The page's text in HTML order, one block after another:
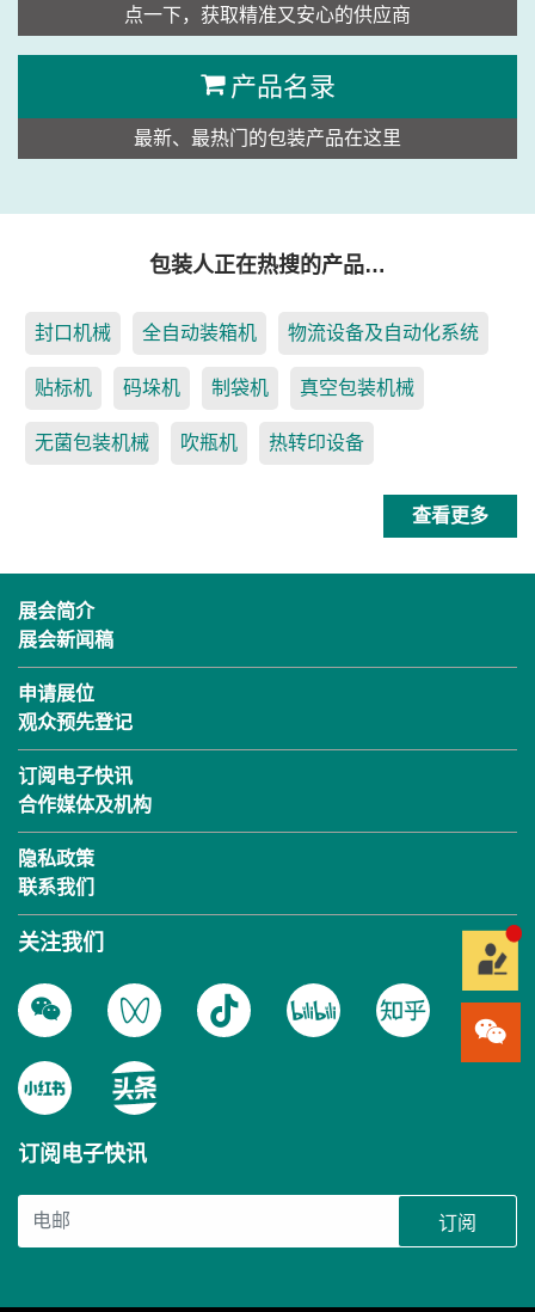
点一下，获取精准又安心的供应商
产品名录
最新、最热门的包装产品在这里
包装人正在热搜的产品…
封口机械 全自动装箱机 物流设备及自动化系统
贴标机 码垛机 制袋机 真空包装机械
无菌包装机械 吹瓶机 热转印设备
查看更多
展会简介
展会新闻稿
申请展位
观众预先登记
订阅电子快讯
合作媒体及机构
隐私政策
联系我们
关注我们
订阅电子快讯
订阅